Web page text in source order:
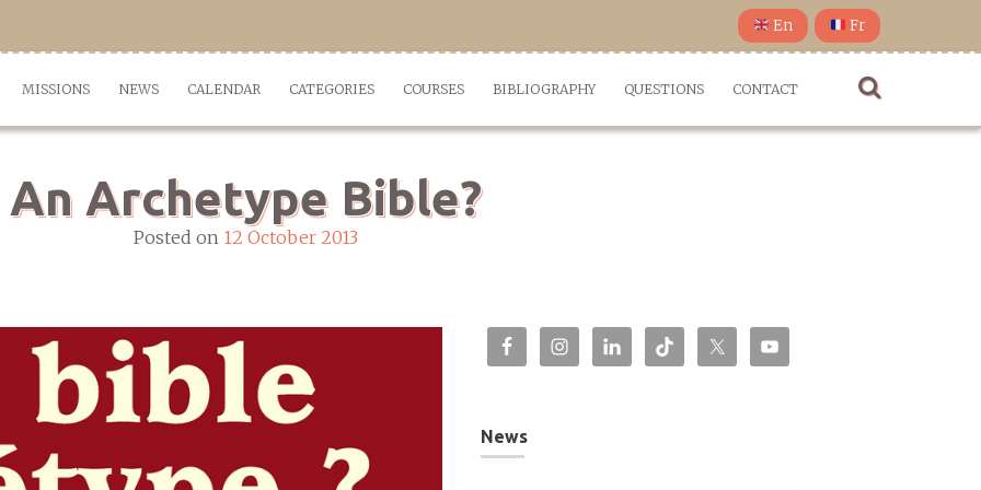
En Fr
MISSIONS NEWS CALENDAR CATEGORIES COURSES BIBLIOGRAPHY QUESTIONS CONTACT
An Archetype Bible?
Posted on 12 October 2013
News